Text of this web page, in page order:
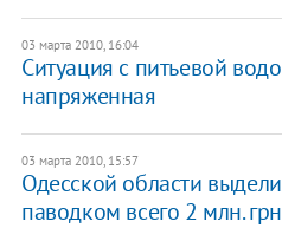
03 марта 2010, 16:04
Ситуация с питьевой
напряженная
03 марта 2010, 15:57
Одесской области
паводком всего 2 млн.